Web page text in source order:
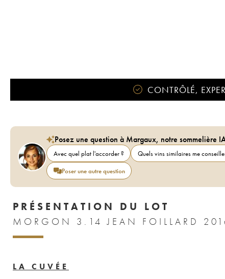
CONTRÔLÉ,
Posez une question à Margaux, notre sommelière
Avec quel plat l'accorder ? Quels vins similaires me
Poser une autre question
PRÉSENTATION DU LOT
MORGON 3.14 JEAN FOILLARD
LA CUVÉE